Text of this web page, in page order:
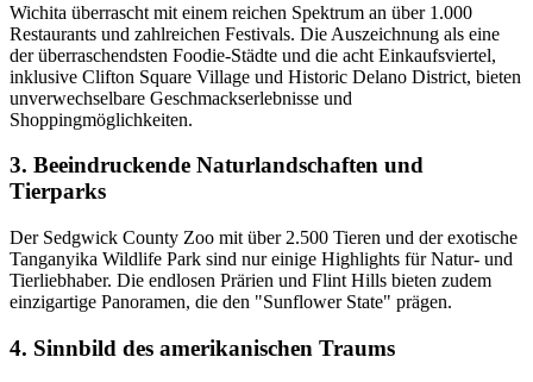
Wichita überrascht mit einem reichen Spektrum an über 1.000
Restaurants und zahlreichen Festivals. Die Auszeichnung als eine
der überraschendsten Foodie-Städte und die acht Einkaufsviertel,
inklusive Clifton Square Village und Historic Delano District, bieten
unverwechselbare Geschmackserlebnisse und
Shoppingmöglichkeiten.
3. Beeindruckende Naturlandschaften und
Tierparks
Der Sedgwick County Zoo mit über 2.500 Tieren und der exotische
Tanganyika Wildlife Park sind nur einige Highlights für Natur- und
Tierliebhaber. Die endlosen Prärien und Flint Hills bieten zudem
einzigartige Panoramen, die den "Sunflower State" prägen.
4. Sinnbild des amerikanischen Traums